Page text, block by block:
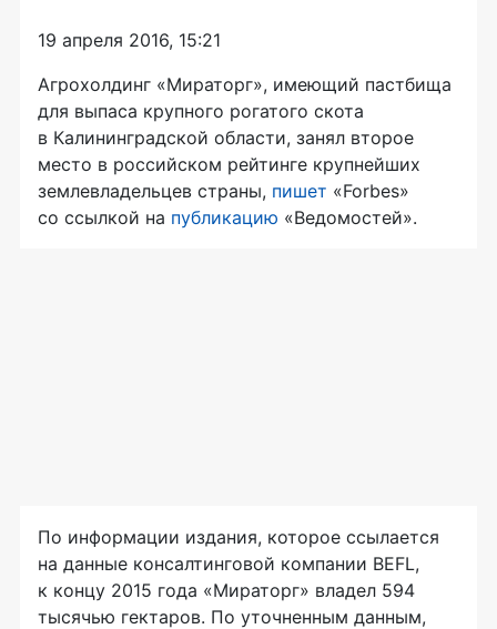
19 апреля 2016, 15:21
Агрохолдинг «Мираторг», имеющий пастбища
для выпаса крупного рогатого скота
в Калининградской области, занял второе
место в российском рейтинге крупнейших
землевладельцев страны, пишет «Forbes»
со ссылкой на публикацию «Ведомостей».
По информации издания, которое ссылается
на данные консалтинговой компании BEFL,
к концу 2015 года «Мираторг» владел 594
тысячью гектаров. По уточненным данным,